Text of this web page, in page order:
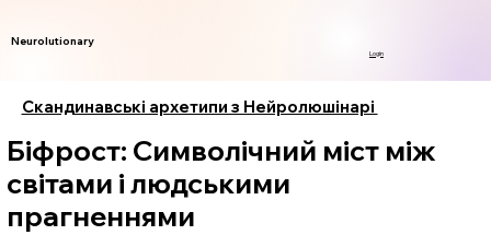
Neurolutionary
Login
Скандинавські архетипи з Нейролюшінарі
Біфрост: Символічний міст між
світами і людськими
прагненнями